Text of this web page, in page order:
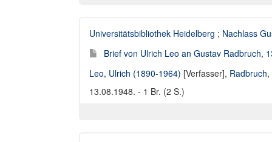
Universitätsbibliothek Heidelberg ; Nachlass
Brief von Ulrich Leo an Gustav Radbruch,
Leo, Ulrich (1890-1964) [Verfasser],
13.08.1948. - 1 Br. (2 S.)